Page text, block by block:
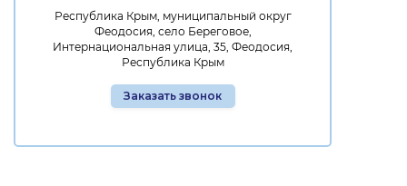
Республика Крым, муниципальный округ
Феодосия, село Береговое,
Интернациональная улица, 35, Феодосия,
Республика Крым
Заказать звонок